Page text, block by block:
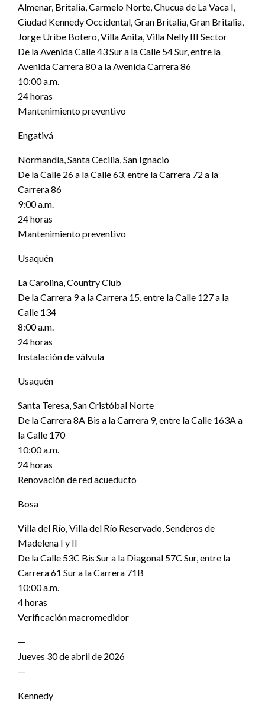
Almenar, Britalia, Carmelo Norte, Chucua de La Vaca I,
Ciudad Kennedy Occidental, Gran Britalia, Gran Britalia,
Jorge Uribe Botero, Villa Anita, Villa Nelly III Sector
De la Avenida Calle 43 Sur a la Calle 54 Sur, entre la
Avenida Carrera 80 a la Avenida Carrera 86
10:00 a.m.
24 horas
Mantenimiento preventivo
Engativá
Normandía, Santa Cecilia, San Ignacio
De la Calle 26 a la Calle 63, entre la Carrera 72 a la
Carrera 86
9:00 a.m.
24 horas
Mantenimiento preventivo
Usaquén
La Carolina, Country Club
De la Carrera 9 a la Carrera 15, entre la Calle 127 a la
Calle 134
8:00 a.m.
24 horas
Instalación de válvula
Usaquén
Santa Teresa, San Cristóbal Norte
De la Carrera 8A Bis a la Carrera 9, entre la Calle 163A a
la Calle 170
10:00 a.m.
24 horas
Renovación de red acueducto
Bosa
Villa del Río, Villa del Río Reservado, Senderos de
Madelena I y II
De la Calle 53C Bis Sur a la Diagonal 57C Sur, entre la
Carrera 61 Sur a la Carrera 71B
10:00 a.m.
4 horas
Verificación macromedidor
—
Jueves 30 de abril de 2026
—
Kennedy